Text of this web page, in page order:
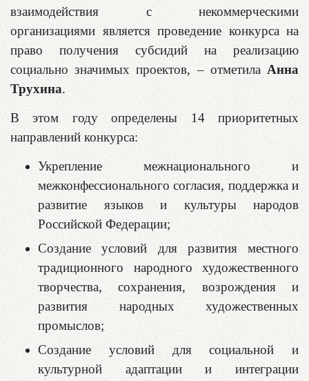
взаимодействия с некоммерческими
организациями является проведение конкурса на
право получения субсидий на реализацию
социально значимых проектов, – отметила Анна
Трухина.
В этом году определены 14 приоритетных
направлений конкурса:
Укрепление межнационального и
межконфессионального согласия, поддержка и
развитие языков и культуры народов
Российской Федерации;
Создание условий для развития местного
традиционного народного художественного
творчества, сохранения, возрождения и
развития народных художественных
промыслов;
Создание условий для социальной и
культурной адаптации и интеграции